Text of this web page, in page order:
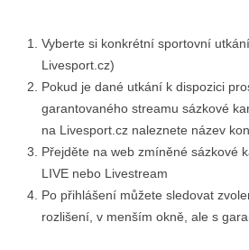
STÁT BLOGEREM
BLOGERA
Vyberte si konkrétní sportovní
Livesport.cz)
Pokud je dané utkání k dispozici
garantovaného streamu sázkové
na Livesport.cz naleznete název
Přejděte na web zmíněné sázkové
LIVE nebo Livestream
Po přihlášení můžete sledovat
rozlišení, v menším okně, ale s